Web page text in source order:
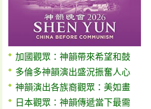
加國觀眾：神韻帶來希望和鼓
多倫多神韻演出盛況振奮人心
神韻演出各族裔觀眾：美如畫
日本觀眾：神韻傳遞當下最需